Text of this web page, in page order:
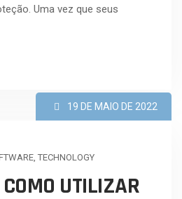
Uma vez que seus
19 DE MAIO DE 2022
, TECHNOLOGY
UTILIZAR